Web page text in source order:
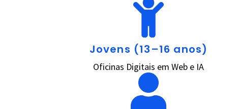
Jovens (13–16 anos)
Oficinas Digitais em Web e IA